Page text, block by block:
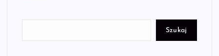
Szukaj